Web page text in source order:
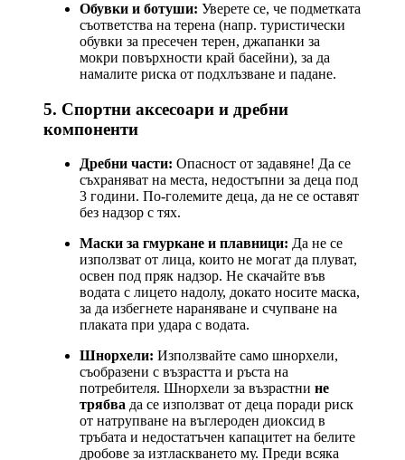
Обувки и ботуши: Уверете се, че подметката
съответства на терена (напр. туристически
обувки за пресечен терен, джапанки за
мокри повърхности край басейни), за да
намалите риска от подхлъзване и падане.
5. Спортни аксесоари и дребни
компоненти
Дребни части: Опасност от задавяне! Да се
съхраняват на места, недостъпни за деца под
3 години. По-големите деца, да не се оставят
без надзор с тях.
Маски за гмуркане и плавници: Да не се
използват от лица, които не могат да плуват,
освен под пряк надзор. Не скачайте във
водата с лицето надолу, докато носите маска,
за да избегнете нараняване и счупване на
плаката при удара с водата.
Шнорхели: Използвайте само шнорхели,
съобразени с възрастта и ръста на
потребителя. Шнорхели за възрастни не
трябва да се използват от деца поради риск
от натрупване на въглероден диоксид в
тръбата и недостатъчен капацитет на белите
дробове за изтласкването му. Преди всяка